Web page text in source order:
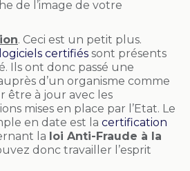
de l’image de votre
. Ceci est un petit plus.
logiciels certifiés sont présents
Ils ont donc passé une
d’un organisme comme
être à jour avec les
mises en place par l’Etat. Le
en date est la certification
la loi Anti-Fraude à la
donc travailler l’esprit